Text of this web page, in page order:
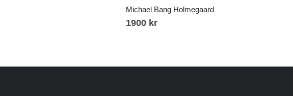
Michael Bang Holmegaard
1900 kr